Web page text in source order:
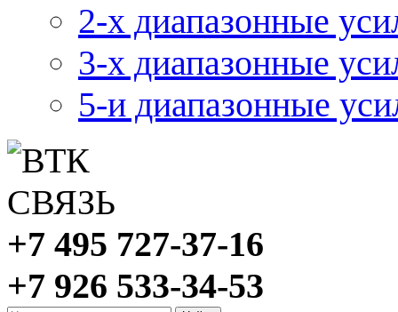
2-х диапазонные
3-х диапазонные
5-и диапазонные
+7 495 727-37-16
+7 926 533-34-53